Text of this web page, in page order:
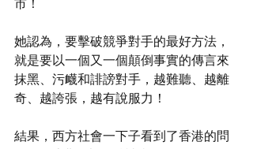
她認為，要擊破競爭對手的最好方法，
就是要以一個又一個顛倒事實的傳言來
抹黑、污衊和誹謗對手，越難聽、越離
奇、越誇張，越有說服力！
結果，西方社會一下子看到了香港的問